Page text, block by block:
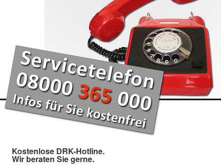
Kostenlose DRK-Hotline.
Wir beraten Sie gerne.